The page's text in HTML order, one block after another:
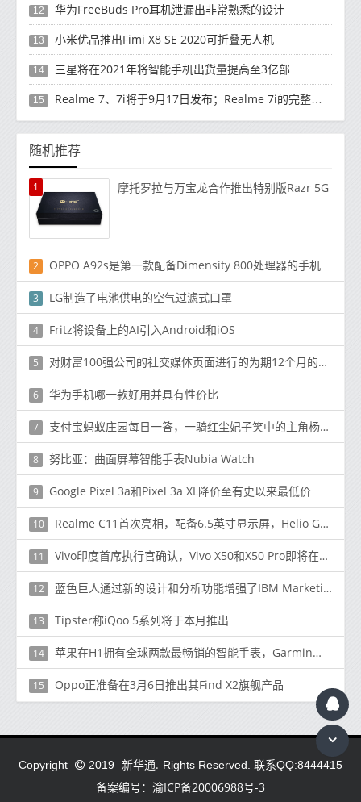
12 华为FreeBuds Pro耳机泄漏出非常熟悉的设计
13 小米优品推出Fimi X8 SE 2020可折叠无人机
14 三星将在2021年将智能手机出货量提高至3亿部
15 Realme 7、7i将于9月17日发布；Realme 7i的完整规格并导致泄漏
随机推荐
1 摩托罗拉与万宝龙合作推出特别版Razr 5G
2 OPPO A92s是第一款配备Dimensity 800处理器的手机
3 LG制造了电池供电的空气过滤式口罩
4 Fritz将设备上的AI引入Android和iOS
5 对财富100强公司的社交媒体页面进行的为期12个月的研究发现
6 华为手机哪一款好用并具有性价比
7 支付宝蚂蚁庄园每日一答，一骑红尘妃子笑中的主角杨贵妃在当时能吃到西红柿吗！
8 努比亚：曲面屏幕智能手表Nubia Watch
9 Google Pixel 3a和Pixel 3a XL降价至有史以来最低价
10 Realme C11首次亮相，配备6.5英寸显示屏，Helio G35、5,000mAh电池，13MP双摄像头，售价约100美元
11 Vivo印度首席执行官确认，Vivo X50和X50 Pro即将在印度推出
12 蓝色巨人通过新的设计和分析功能增强了IBM Marketing Cloud
13 Tipster称iQoo 5系列将于本月推出
14 苹果在H1拥有全球两款最畅销的智能手表，Garmin居于华为和三星之首
15 Oppo正准备在3月6日推出其Find X2旗舰产品
Copyright 2019 新华通. Rights Reserved. 联系QQ:8444415
备案编号：渝ICP备20006988号-3